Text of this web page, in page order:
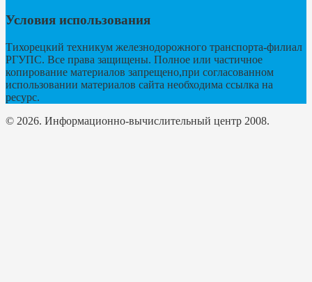
Условия использования
Тихорецкий техникум железнодорожного транспорта-филиал
РГУПС. Все права защищены. Полное или частичное
копирование материалов запрещено,при согласованном
использовании материалов сайта необходима ссылка на
ресурс.
© 2026. Информационно-вычислительный центр 2008.